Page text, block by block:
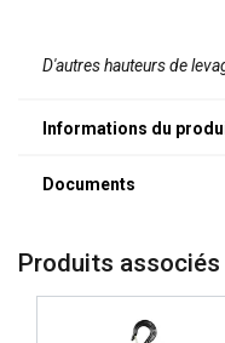
D'autres hauteurs de
de protection
chaîne
Sécurité
garantissant
Le palan est
réaction de
Powertex-Lever-
Produits associés